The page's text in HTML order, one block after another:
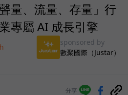
量、流量、存量」行
專屬 AI 成長引擎
sponsored by
數聚國際（Justar）
分享